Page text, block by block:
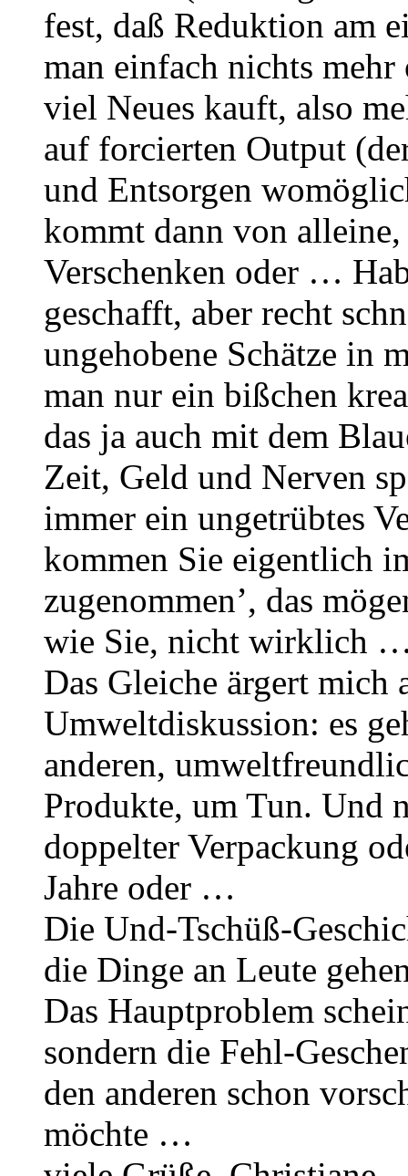
fest, daß Reduktion am
man einfach nichts
viel Neues kauft, also
auf forcierten Output
und Entsorgen
kommt dann von
Verschenken oder …
geschafft, aber recht
ungehobene Schätze in
man nur ein bißchen
das ja auch mit dem
Zeit, Geld und Nerven
immer ein ungetrübtes
kommen Sie eigentlich
zugenommen’, das
wie Sie, nicht wirklich
Das Gleiche ärgert mich
Umweltdiskussion: es
anderen,
Produkte, um Tun. Und
doppelter Verpackung
Jahre oder …
Die Und-Tschüß-
die Dinge an Leute
Das Hauptproblem
sondern die Fehl-
den anderen schon
möchte …